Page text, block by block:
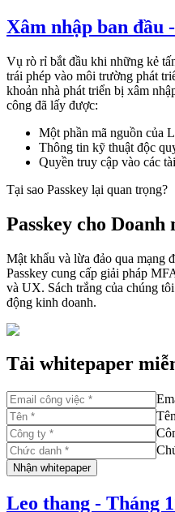
Xâm nhập ban đầu
Vụ rò rỉ bắt đầu khi những kẻ
trái phép vào môi trường phát
khoản nhà phát triển bị xâm
công đã lấy được:
Một phần mã nguồn của
Thông tin kỹ thuật độc
Quyền truy cập vào các
Tại sao Passkey lại quan trọng?
Passkey cho Doanh
Mật khẩu và lừa đảo qua mạng
Passkey cung cấp giải pháp
và UX. Sách trắng của chúng
động kinh doanh.
Tải whitepaper
Nhận whitepaper
Leo thang - Tháng